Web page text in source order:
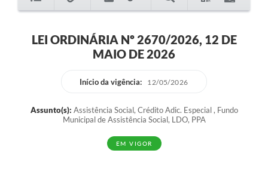
LEI ORDINÁRIA Nº 2670/2026, 12 DE
MAIO DE 2026
Início da vigência: 12/05/2026
Assunto(s): Assistência Social, Crédito Adic. Especial , Fundo
Municipal de Assistência Social, LDO, PPA
EM VIGOR